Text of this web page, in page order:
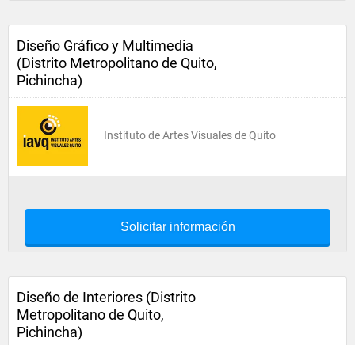
Diseño Gráfico y Multimedia
(Distrito Metropolitano de Quito,
Pichincha)
Instituto de Artes Visuales de Quito
Solicitar información
Diseño de Interiores (Distrito
Metropolitano de Quito,
Pichincha)